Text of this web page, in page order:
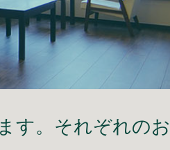
す。それぞれのお